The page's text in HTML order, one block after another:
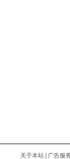
关于本站
广告服